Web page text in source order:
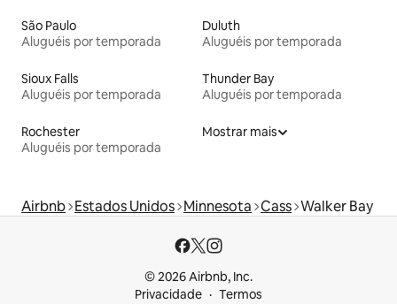
São Paulo
Aluguéis por temporada
Duluth
Aluguéis por temporada
Sioux Falls
Aluguéis por temporada
Thunder Bay
Aluguéis por temporada
Rochester
Aluguéis por temporada
Mostrar mais
Airbnb Estados Unidos Minnesota Cass Walker Bay
© 2026 Airbnb, Inc.
Privacidade
Termos